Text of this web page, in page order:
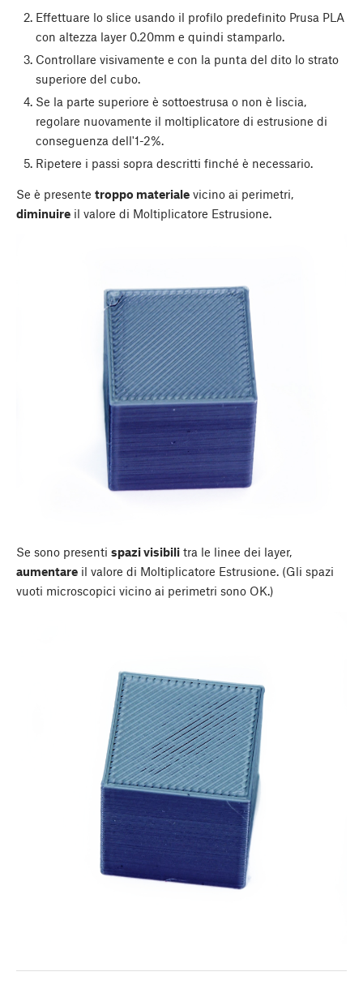
Effettuare lo slice usando il profilo predefinito Prusa PLA
con altezza layer 0.20mm e quindi stamparlo.
Controllare visivamente e con la punta del dito lo strato
superiore del cubo.
Se la parte superiore è sottoestrusa o non è liscia,
regolare nuovamente il moltiplicatore di estrusione di
conseguenza dell'1-2%.
Ripetere i passi sopra descritti finché è necessario.
Se è presente troppo materiale vicino ai perimetri,
diminuire il valore di Moltiplicatore Estrusione.
Se sono presenti spazi visibili tra le linee dei layer,
aumentare il valore di Moltiplicatore Estrusione. (Gli spazi
vuoti microscopici vicino ai perimetri sono OK.)